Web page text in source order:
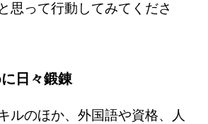
思って行動してみてくださ
日々鍛錬
ルのほか、外国語や資格、人